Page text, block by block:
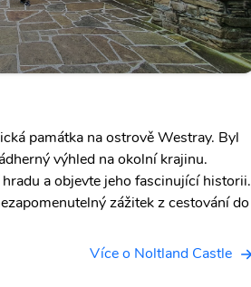
památka na ostrově Westray. Byl
výhled na okolní krajinu.
a objevte jeho fascinující historii.
zážitek z cestování do
Více o Noltland Castle